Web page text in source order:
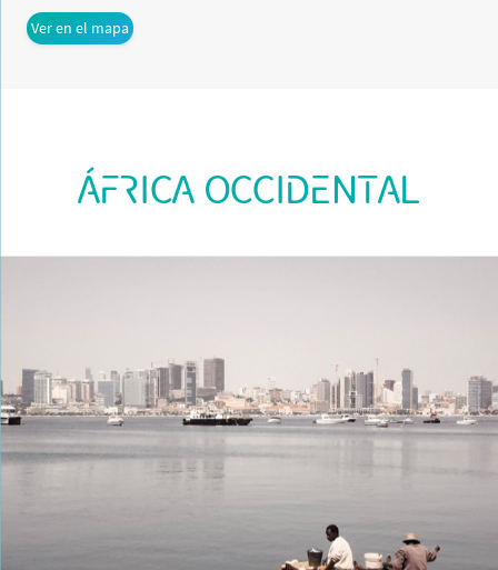
Ver en el mapa
ÁFRICA OCCIDENTAL